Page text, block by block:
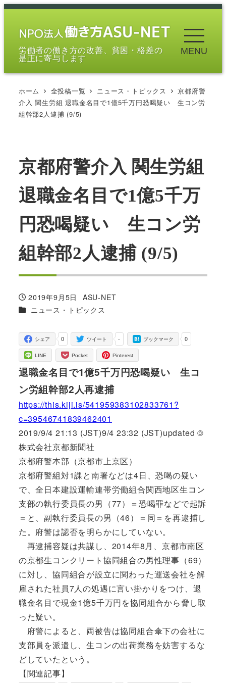
メ
労働者の働き方の改善、貧困・格差の
是正に寄与します
MENU
ホーム 全投稿一覧 ニュース・トピックス
京都府警
介入 関生労組 退職金名目で1億5千万円恐喝疑い 生コン労
組幹部2人逮捕 (9/5)
京都府警介入 関生労組
退職金名目で1億5千万
円恐喝疑い 生コン労
組幹部2人逮捕 (9/5)
投稿日
2019年9月5日
著
者
ASU-NET
カテゴリー
ニュース・トピックス
0
シェア -
ツイート 0
ブックマーク
LINE Pocket Pinterest
退職金名目で1億5千万円恐喝疑い 生コ
ン労組幹部2人再逮捕
https://this.kiji.is/541959383102833761?
c=39546741839462401
2019/9/4 21:13 (JST)9/4 23:32 (JST)updated ©
株式会社京都新聞社
京都府警本部（京都市上京区）
京都府警組対1課と南署などは4日、恐喝の疑い
で、全日本建設運輸連帯労働組合関西地区生コン
支部の執行委員長の男（77）＝恐喝罪などで起訴
＝と、副執行委員長の男（46）＝同＝を再逮捕し
た。府警は認否を明らかにしていない。
再逮捕容疑は共謀し、2014年8月、京都市南区
の京都生コンクリート協同組合の男性理事（69）
に対し、協同組合が設立に関わった運送会社を解
雇された社員7人の処遇に言い掛かりをつけ、退
職金名目で現金1億5千万円を協同組合から脅し取
った疑い。
府警によると、両被告は協同組合傘下の会社に
支部員を派遣し、生コンの出荷業務を妨害するな
どしていたという。
【関連記事】